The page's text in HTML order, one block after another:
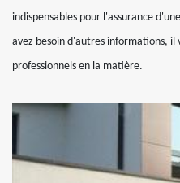
indispensables pour l'assurance
avez besoin d'autres informations, il
professionnels en la matière.